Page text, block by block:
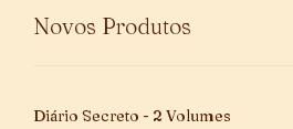
Novos Produtos
Diário Secreto - 2 Volumes